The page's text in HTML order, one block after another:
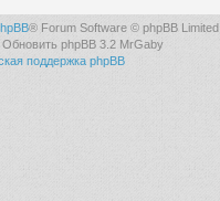
® Forum Software © phpBB Limited
phpBB 3.2 MrGaby
поддержка phpBB